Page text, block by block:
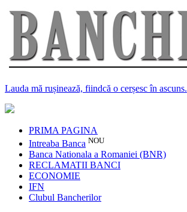
Lauda mă rușinează, fiindcă o cerșesc în ascuns.
PRIMA PAGINA
Intreaba Banca NOU
Banca Nationala a Romaniei (BNR)
RECLAMATII BANCI
ECONOMIE
IFN
Clubul Bancherilor